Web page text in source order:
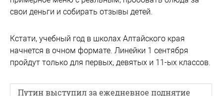
свои деньги и собирать отзывы детей.
Кстати, учебный год в школах Алтайского края
начнется в очном формате. Линейки 1 сентября
пройдут только для первых, девятых и 11-ых классов.
Путин выступил за ежедневное поднятие